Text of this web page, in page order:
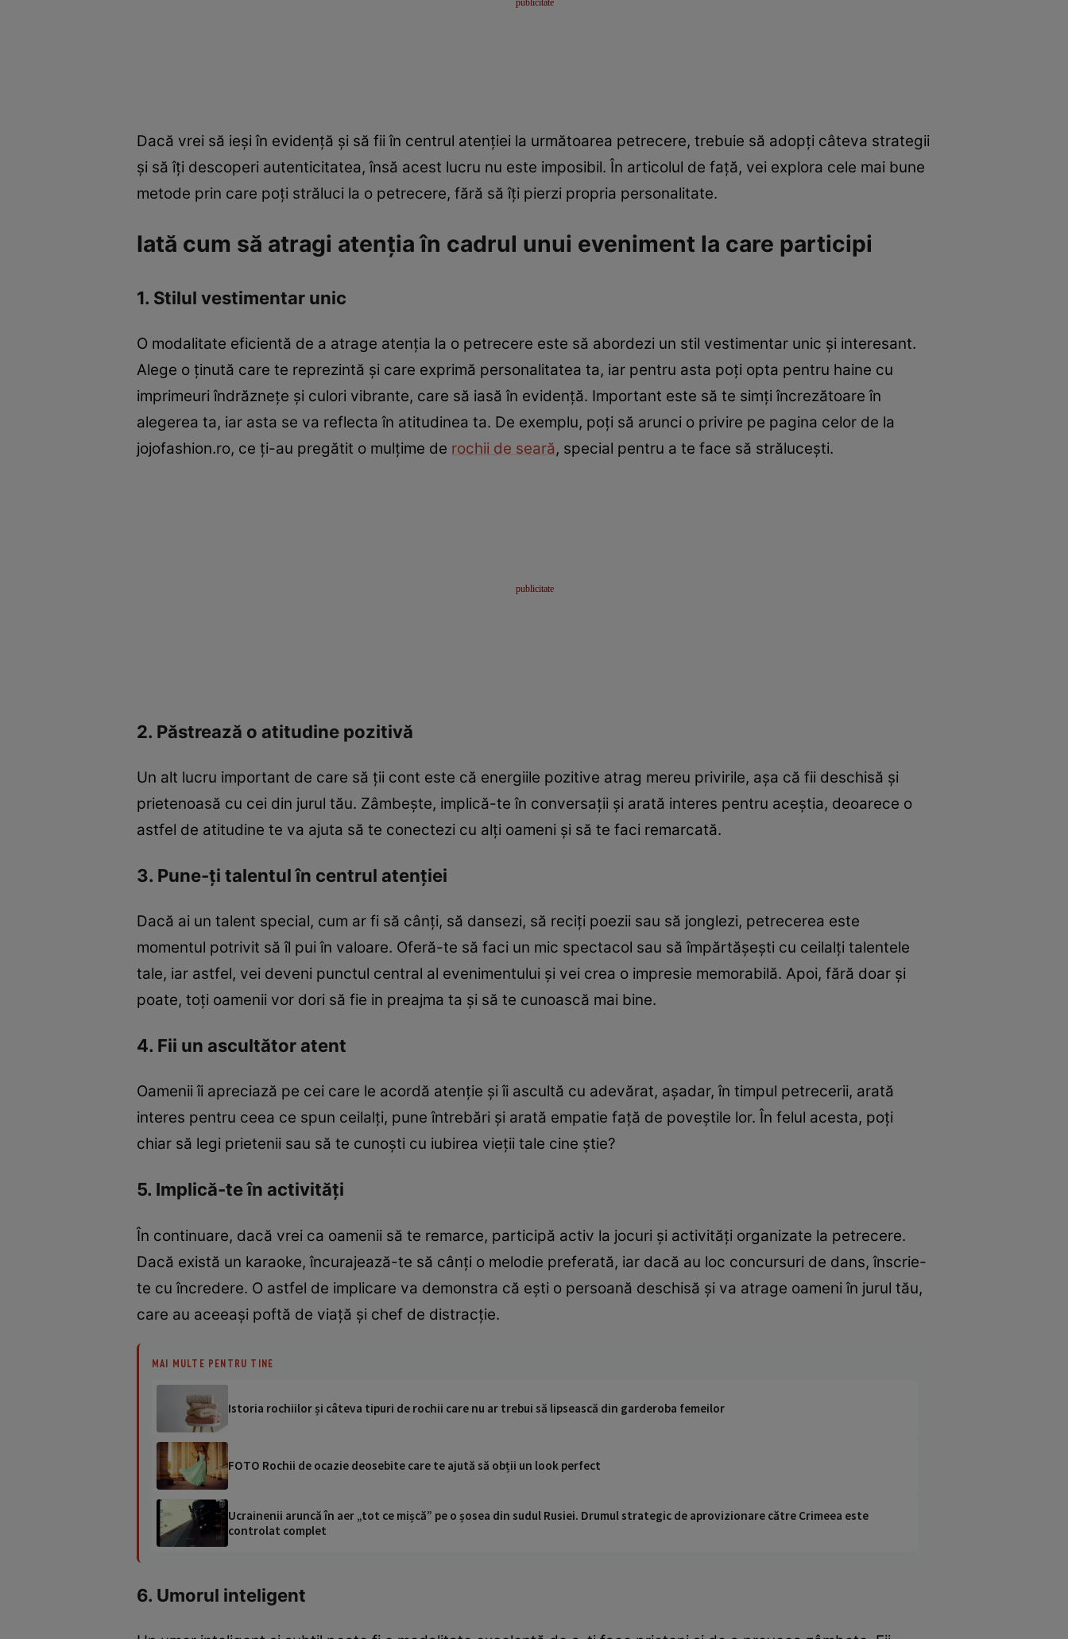
Dacă vrei să ieși în evidență și să fii în centrul atenției la următoarea petrecere, trebuie să adopți câteva strategii
și să îți descoperi autenticitatea, însă acest lucru nu este imposibil. În articolul de față, vei explora cele mai bune
metode prin care poți străluci la o petrecere, fără să îți pierzi propria personalitate.
Iată cum să atragi atenția în cadrul unui eveniment la care participi
1. Stilul vestimentar unic
O modalitate eficientă de a atrage atenția la o petrecere este să abordezi un stil vestimentar unic și interesant.
Alege o ținută care te reprezintă și care exprimă personalitatea ta, iar pentru asta poți opta pentru haine cu
imprimeuri îndrăznețe și culori vibrante, care să iasă în evidență. Important este să te simți încrezătoare în
alegerea ta, iar asta se va reflecta în atitudinea ta. De exemplu, poți să arunci o privire pe pagina celor de la
jojofashion.ro, ce ți-au pregătit o mulțime de rochii de seară, special pentru a te face să strălucești.
2. Păstrează o atitudine pozitivă
Un alt lucru important de care să ții cont este că energiile pozitive atrag mereu privirile, așa că fii deschisă și
prietenoasă cu cei din jurul tău. Zâmbește, implică-te în conversații și arată interes pentru aceștia, deoarece o
astfel de atitudine te va ajuta să te conectezi cu alți oameni și să te faci remarcată.
3. Pune-ți talentul în centrul atenției
Dacă ai un talent special, cum ar fi să cânți, să dansezi, să reciți poezii sau să jonglezi, petrecerea este
momentul potrivit să îl pui în valoare. Oferă-te să faci un mic spectacol sau să împărtășești cu ceilalți talentele
tale, iar astfel, vei deveni punctul central al evenimentului și vei crea o impresie memorabilă. Apoi, fără doar și
poate, toți oamenii vor dori să fie in preajma ta și să te cunoască mai bine.
4. Fii un ascultător atent
Oamenii îi apreciază pe cei care le acordă atenție și îi ascultă cu adevărat, așadar, în timpul petrecerii, arată
interes pentru ceea ce spun ceilalți, pune întrebări și arată empatie față de poveștile lor. În felul acesta, poți
chiar să legi prietenii sau să te cunoști cu iubirea vieții tale cine știe?
5. Implică-te în activități
În continuare, dacă vrei ca oamenii să te remarce, participă activ la jocuri și activități organizate la petrecere.
Dacă există un karaoke, încurajează-te să cânți o melodie preferată, iar dacă au loc concursuri de dans, înscrie-
te cu încredere. O astfel de implicare va demonstra că ești o persoană deschisă și va atrage oameni în jurul tău,
care au aceeași poftă de viață și chef de distracție.
MAI MULTE PENTRU TINE
Istoria rochiilor și câteva tipuri de rochii care nu ar trebui să lipsească din garderoba femeilor
FOTO Rochii de ocazie deosebite care te ajută să obții un look perfect
Ucrainenii aruncă în aer „tot ce mișcă” pe o șosea din sudul Rusiei. Drumul strategic de aprovizionare către Crimeea este
controlat complet
6. Umorul inteligent